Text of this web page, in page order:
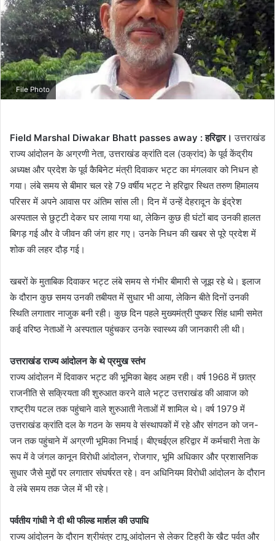
File Photo
Field Marshal Diwakar Bhatt passes away : हरिद्वार। उत्तराखंड
राज्य आंदोलन के अग्रणी नेता, उत्तराखंड क्रांति दल (उक्रांद) के पूर्व केंद्रीय
अध्यक्ष और प्रदेश के पूर्व कैबिनेट मंत्री दिवाकर भट्ट का मंगलवार को निधन हो
गया। लंबे समय से बीमार चल रहे 79 वर्षीय भट्ट ने हरिद्वार स्थित तरुण हिमालय
परिसर में अपने आवास पर अंतिम सांस ली। दिन में उन्हें देहरादून के इंद्रेश
अस्पताल से छुट्टी देकर घर लाया गया था, लेकिन कुछ ही घंटों बाद उनकी हालत
बिगड़ गई और वे जीवन की जंग हार गए। उनके निधन की खबर से पूरे प्रदेश में
शोक की लहर दौड़ गई।
खबरों के मुताबिक दिवाकर भट्ट लंबे समय से गंभीर बीमारी से जूझ रहे थे। इलाज
के दौरान कुछ समय उनकी तबीयत में सुधार भी आया, लेकिन बीते दिनों उनकी
स्थिति लगातार नाजुक बनी रही। कुछ दिन पहले मुख्यमंत्री पुष्कर सिंह धामी समेत
कई वरिष्ठ नेताओं ने अस्पताल पहुंचकर उनके स्वास्थ्य की जानकारी ली थी।
उत्तराखंड राज्य आंदोलन के थे प्रमुख स्तंभ
राज्य आंदोलन में दिवाकर भट्ट की भूमिका बेहद अहम रही। वर्ष 1968 में छात्र
राजनीति से सक्रियता की शुरुआत करने वाले भट्ट उत्तराखंड की आवाज को
राष्ट्रीय पटल तक पहुंचाने वाले शुरुआती नेताओं में शामिल थे। वर्ष 1979 में
उत्तराखंड क्रांति दल के गठन के समय वे संस्थापकों में रहे और संगठन को जन-
जन तक पहुंचाने में अग्रणी भूमिका निभाई। बीएचईएल हरिद्वार में कर्मचारी नेता के
रूप में वे जंगल कानून विरोधी आंदोलन, रोजगार, भूमि अधिकार और प्रशासनिक
सुधार जैसे मुद्दों पर लगातार संघर्षरत रहे। वन अधिनियम विरोधी आंदोलन के दौरान
वे लंबे समय तक जेल में भी रहे।
पर्वतीय गांधी ने दी थी फील्ड मार्शल की उपाधि
राज्य आंदोलन के दौरान श्रीयंत्र टापू आंदोलन से लेकर टिहरी के खैट पर्वत और